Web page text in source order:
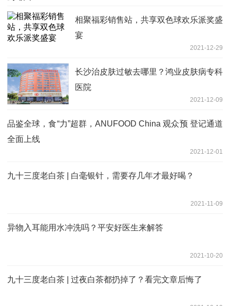
相聚福彩销售站，共享双色球欢乐派奖盛
宴
2021-12-29
长沙治皮肤过敏去哪里？鸿业皮肤病专科
医院
2021-12-09
品鉴全球，食“力”超群，ANUFOOD China 观众预 登记通道
全面上线
2021-12-01
九十三度老白茶 | 白毫银针，需要存几年才最好喝？
2021-11-09
异物入耳能用水冲洗吗？平安好医生来解答
2021-10-20
九十三度老白茶 | 过夜白茶都扔掉了？看完文章后悔了